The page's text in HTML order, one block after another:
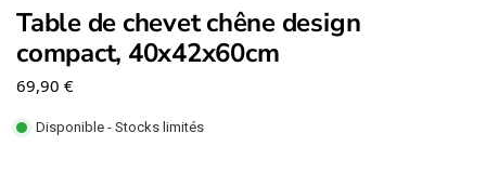
Table de chevet chêne design
compact, 40x42x60cm
69,90 €
Disponible - Stocks limités